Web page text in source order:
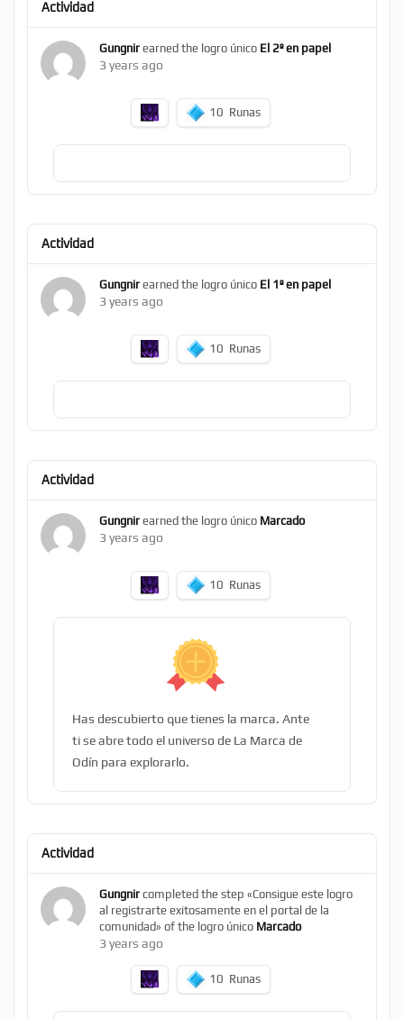
Actividad
Gungnir earned the logro único El 2º en papel
3 years ago
10 Runas
Actividad
Gungnir earned the logro único El 1º en papel
3 years ago
10 Runas
Actividad
Gungnir earned the logro único Marcado
3 years ago
10 Runas
Has descubierto que tienes la marca. Ante
ti se abre todo el universo de La Marca de
Odín para explorarlo.
Actividad
Gungnir completed the step «Consigue este logro
al registrarte exitosamente en el portal de la
comunidad» of the logro único Marcado
3 years ago
10 Runas